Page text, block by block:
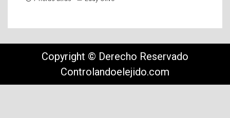
Copyright © Derecho Reservado
Controlandoelejido.com